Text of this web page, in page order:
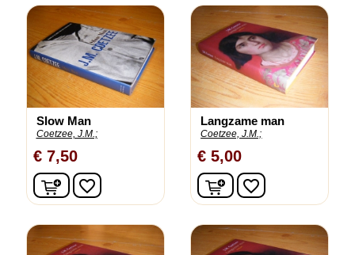
Slow Man
Coetzee, J.M.;
€ 7,50
In winkelwagen
favorite_border
Langzame man
Coetzee, J.M.;
€ 5,00
In winkelwagen
favorite_border